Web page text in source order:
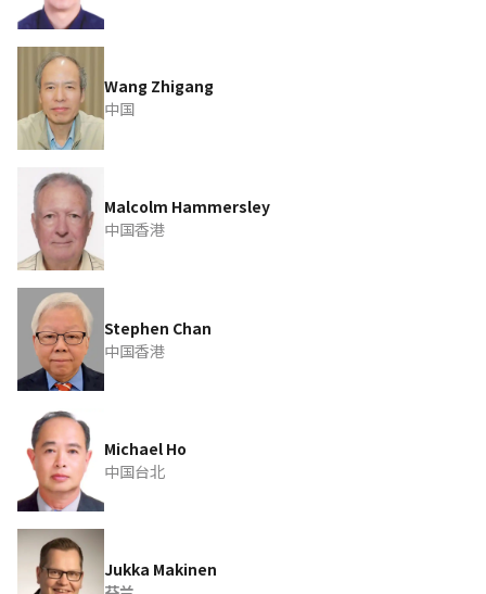
Wang Zhigang
中国
Malcolm Hammersley
中国香港
Stephen Chan
中国香港
Michael Ho
中国台北
Jukka Makinen